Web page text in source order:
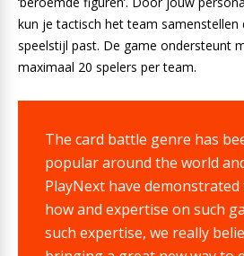
kun je tactisch het team
speelstijl past. De game ondersteunt
maximaal 20 spelers per team.
The card battle genre has
popular around the world and
PlayNext have
how and expertise on such
such expertise, we really